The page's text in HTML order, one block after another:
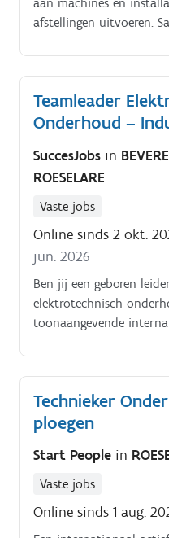
afstellingen uitvoeren.
Teamleader
Onderhoud –
SuccesJobs in
ROESELARE
Vaste jobs
Online sinds 2 okt.
jun. 2026
Ben jij een geboren
elektrotechnisch
toonaangevende
die zijn/haar team weet
uitdagingen niet uit de
Technieker
ploegen
Start People in
Vaste jobs
Online sinds 1 aug.